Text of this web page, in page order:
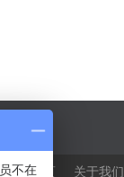
网站首页 关于我们
不在